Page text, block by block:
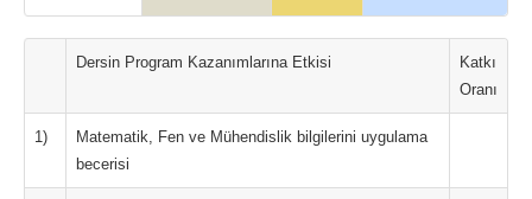
Dersin Program Kazanımlarına Etkisi
Katkı
Oranı
1)
Matematik, Fen ve Mühendislik bilgilerini uygulama
becerisi